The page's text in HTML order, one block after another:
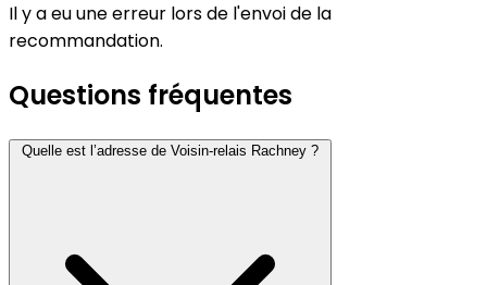
Il y a eu une erreur lors de l'envoi de la
recommandation.
Questions fréquentes
Quelle est l’adresse de Voisin-relais Rachney ?